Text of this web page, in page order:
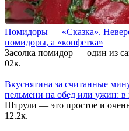
Помидоры — «Сказка».
помидоры, а «конфетка»
Засолка помидор — один из
02к.
Вкуснятина за считанные
пельмени на обед или ужин:
Штрули — это простое и
1 2.2к.